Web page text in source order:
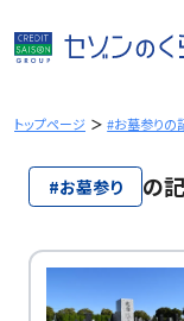
容
を
キトップページ #お墓参りの
#お墓参り の